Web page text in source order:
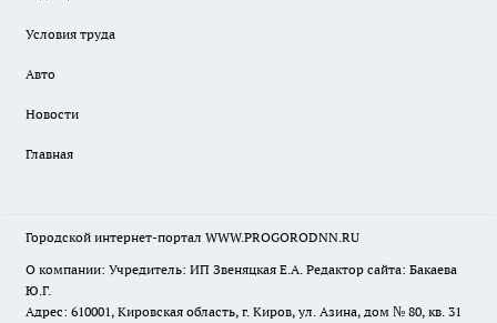
Условия труда
Авто
Новости
Главная
Городской интернет-портал WWW.PROGORODNN.RU
О компании: Учредитель: ИП Звеняцкая Е.А. Редактор сайта: Бакаева
Ю.Г.
Адрес: 610001, Кировская область, г. Киров, ул. Азина, дом № 80, кв. 31